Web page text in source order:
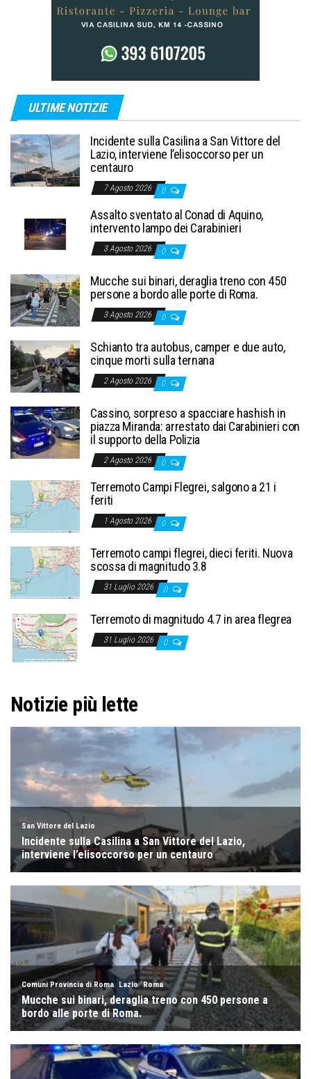
ULTIME NOTIZIE
Incidente sulla Casilina a San Vittore del
Lazio, interviene l’elisoccorso per un
centauro
7 Agosto 2026 0
Assalto sventato al Conad di Aquino,
intervento lampo dei Carabinieri
3 Agosto 2026 0
Mucche sui binari, deraglia treno con 450
persone a bordo alle porte di Roma.
3 Agosto 2026 0
Schianto tra autobus, camper e due auto,
cinque morti sulla ternana
2 Agosto 2026 0
Cassino, sorpreso a spacciare hashish in
piazza Miranda: arrestato dai Carabinieri con
il supporto della Polizia
2 Agosto 2026 0
Terremoto Campi Flegrei, salgono a 21 i
feriti
1 Agosto 2026 0
Terremoto campi flegrei, dieci feriti. Nuova
scossa di magnitudo 3.8
31 Luglio 2026 0
Terremoto di magnitudo 4.7 in area flegrea
31 Luglio 2026 0
Notizie più lette